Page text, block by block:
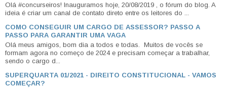
Olá #concurseiros! Inauguramos hoje, 20/08/2019 , o fórum do blog. A
ideia é criar um canal de contato direto entre os leitores do ...
COMO CONSEGUIR UM CARGO DE ASSESSOR? PASSO A
PASSO PARA GARANTIR UMA VAGA
Olá meus amigos, bom dia a todos e todas. Muitos de vocês se
formam agora no começo de 2024 e precisam começar a trabalhar,
sendo o cargo d...
SUPERQUARTA 01/2021 - DIREITO CONSTITUCIONAL - VAMOS
COMEÇAR?